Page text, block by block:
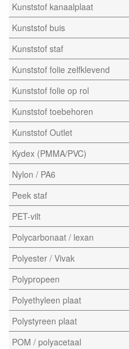
Kunststof kanaalplaat
Kunststof buis
Kunststof staf
Kunststof folie zelfklevend
Kunststof folie op rol
Kunststof toebehoren
Kunststof Outlet
Kydex (PMMA/PVC)
Nylon / PA6
Peek staf
PET-vilt
Polycarbonaat / lexan
Polyester / Vivak
Polypropeen
Polyethyleen plaat
Polystyreen plaat
POM / polyacetaal